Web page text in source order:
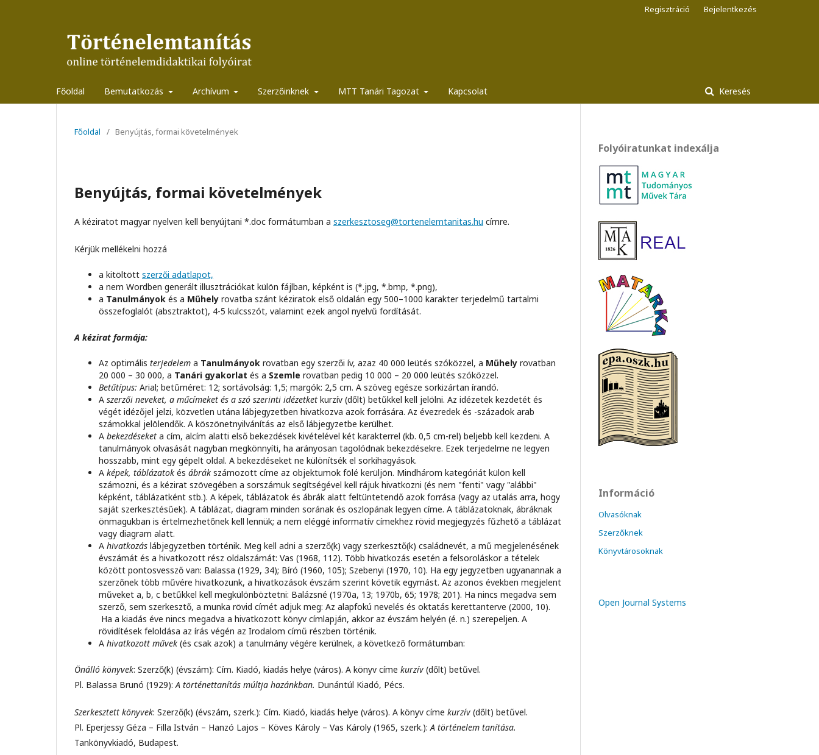
Főoldal Bemutatkozás Archívum Szerzőinknek MTT Tanári Tagozat Kapcsolat Keresés
Regisztráció Bejelentkezés
Főoldal / Benyújtás, formai követelmények
Benyújtás, formai követelmények
A kéziratot magyar nyelven kell benyújtani *.doc formátumban a szerkesztoseg@tortenelemtanitas.hu címre.
Kérjük mellékelni hozzá
a kitöltött szerzői adatlapot,
a nem Wordben generált illusztrációkat külön fájlban, képként is (*.jpg, *.bmp, *.png),
a Tanulmányok és a Műhely rovatba szánt kéziratok első oldalán egy 500–1000 karakter terjedelmű tartalmi
összefoglalót (absztraktot), 4-5 kulcsszót, valamint ezek angol nyelvű fordítását.
A kézirat formája:
Az optimális terjedelem a Tanulmányok rovatban egy szerzői ív, azaz 40 000 leütés szóközzel, a Műhely rovatban
20 000 – 30 000, a Tanári gyakorlat és a Szemle rovatban pedig 10 000 – 20 000 leütés szóközzel.
Betűtípus: Arial; betűméret: 12; sortávolság: 1,5; margók: 2,5 cm. A szöveg egésze sorkizártan írandó.
A szerzői neveket, a műcímeket és a szó szerinti idézetket kurzív (dőlt) betűkkel kell jelölni. Az idézetek kezdetét és
végét idézőjel jelzi, közvetlen utána lábjegyzetben hivatkozva azok forrására. Az évezredek és -századok arab
számokkal jelölendők. A köszönetnyilvánítás az első lábjegyzetbe kerülhet.
A bekezdéseket a cím, alcím alatti első bekezdések kivételével két karakterrel (kb. 0,5 cm-rel) beljebb kell kezdeni. A
tanulmányok olvasását nagyban megkönnyíti, ha arányosan tagolódnak bekezdésekre. Ezek terjedelme ne legyen
hosszabb, mint egy gépelt oldal. A bekezdéseket ne különítsék el sorkihagyások.
A képek, táblázatok és ábrák számozott címe az objektumok fölé kerüljön. Mindhárom kategóriát külön kell
számozni, és a kézirat szövegében a sorszámuk segítségével kell rájuk hivatkozni (és nem "fenti" vagy "alábbi"
képként, táblázatként stb.). A képek, táblázatok és ábrák alatt feltüntetendő azok forrása (vagy az utalás arra, hogy
saját szerkesztésűek). A táblázat, diagram minden sorának és oszlopának legyen címe. A táblázatoknak, ábráknak
önmagukban is értelmezhetőnek kell lennük; a nem eléggé informatív címekhez rövid megjegyzés fűzhető a táblázat
vagy diagram alatt.
A hivatkozás lábjegyzetben történik. Meg kell adni a szerző(k) vagy szerkesztő(k) családnevét, a mű megjelenésének
évszámát és a hivatkozott rész oldalszámát: Vas (1968, 112). Több hivatkozás esetén a felsoroláskor a tételek
között pontosvessző van: Balassa (1929, 34); Bíró (1960, 105); Szebenyi (1970, 10). Ha egy jegyzetben ugyanannak a
szerzőnek több művére hivatkozunk, a hivatkozások évszám szerint követik egymást. Az azonos években megjelent
műveket a, b, c betűkkel kell megkülönböztetni: Balázsné (1970a, 13; 1970b, 65; 1978; 201). Ha nincs megadva sem
szerző, sem szerkesztő, a munka rövid címét adjuk meg: Az alapfokú nevelés és oktatás kerettanterve (2000, 10).
Ha a kiadás éve nincs megadva a hivatkozott könyv címlapján, akkor az évszám helyén (é. n.) szerepeljen. A
rövidítések feloldása az írás végén az Irodalom című részben történik.
A hivatkozott művek (és csak azok) a tanulmány végére kerülnek, a következő formátumban:
Önálló könyvek: Szerző(k) (évszám): Cím. Kiadó, kiadás helye (város). A könyv címe kurzív (dőlt) betűvel.
Pl. Balassa Brunó (1929):A történettanítás múltja hazánkban. Dunántúl Kiadó, Pécs.
Szerkesztett könyvek: Szerző(k) (évszám, szerk.): Cím. Kiadó, kiadás helye (város). A könyv címe kurzív (dőlt) betűvel.
Pl. Eperjessy Géza – Filla István – Hanzó Lajos – Köves Károly – Vas Károly (1965, szerk.):A történelem tanítása.
Tankönyvkiadó, Budapest.
Folyóiratunkat indexálja
Információ
Olvasóknak
Szerzőknek
Könyvtárosoknak
Open Journal Systems